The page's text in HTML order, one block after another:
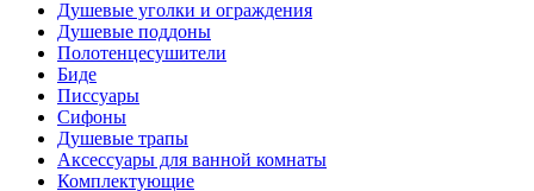
Душевые уголки и ограждения
Душевые поддоны
Полотенцесушители
Биде
Писсуары
Сифоны
Душевые трапы
Аксессуары для ванной комнаты
Комплектующие